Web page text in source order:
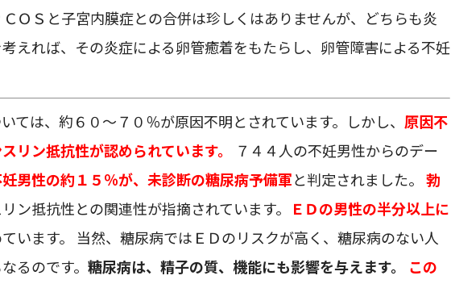
ＯＳと子宮内膜症との合併は珍しくはありませんが、どちらも炎
えれば、その炎症による卵管癒着をもたらし、卵管障害による不妊
ては、約６０～７０％が原因不明とされています。しかし、 原因不
リン抵抗性が認められています。
７４４人の不妊男性からのデー
男性の約１５％が、未診断の糖尿病予備軍と判定されました。 勃
ン抵抗性との関連性が指摘されています。
ＥＤの男性の半分以上に
います。 当然、糖尿病ではＥＤのリスクが高く、糖尿病のない人
るのです。 糖尿病は、精子の質、機能にも影響を与えます。
この